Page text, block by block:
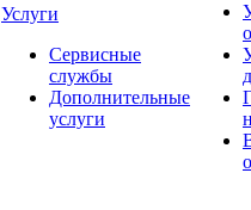
Услуги
Сервисные
службы
Дополнительные
услуги